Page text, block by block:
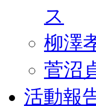
ス
柳澤
菅沼
活動報